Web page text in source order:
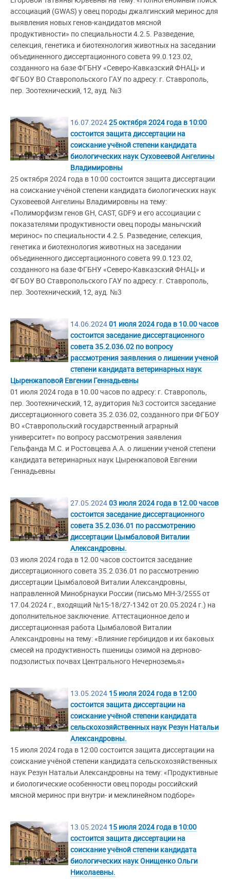
ассоциаций (GWAS) у овец породы джалгинский меринос для
выявления новых генов-кандидатов мясной
продуктивности» по специальности 4.2.5. Разведение,
селекция, генетика и биотехнология животных на заседании
объединенного диссертационного совета 99.0.123.02,
созданного на базе ФГБНУ «Северо-Кавказский ФНАЦ» и
ФГБОУ ВО Ставропольского ГАУ по адресу: г. Ставрополь,
пер. Зоотехнический, 12, ауд. №3
16.07.202425 октября 2024 года в 10:00
состоится защита диссертации на
соискание учёной степени кандидата
биологических наук Суховеевой Ангелины
Владимировны
25 октября 2024 года в 10:00 состоится защита диссертации
на соискание учёной степени кандидата биологических наук
Суховеевой Ангелины Владимировны на тему:
«Полиморфизм генов GH, CAST, GDF9 и его ассоциации с
показателями продуктивности овец породы манычский
меринос» по специальности 4.2.5. Разведение, селекция,
генетика и биотехнология животных на заседании
объединенного диссертационного совета 99.0.123.02,
созданного на базе ФГБНУ «Северо-Кавказский ФНАЦ» и
ФГБОУ ВО Ставропольского ГАУ по адресу: г. Ставрополь,
пер. Зоотехнический, 12, ауд. №3
14.06.202401 июля 2024 года в 10.00 часов
состоится заседание диссертационного
совета 35.2.036.02 по вопросу
рассмотрения заявления о лишении ученой
степени кандидата ветеринарных наук
Цыренжаповой Евгении Геннадьевны
01 июля 2024 года в 10.00 часов по адресу: г. Ставрополь,
пер. Зоотехнический, 12, аудитория №3 состоится заседание
диссертационного совета 35.2.036.02, созданного при ФГБОУ
ВО «Ставропольский государственный аграрный
университет» по вопросу рассмотрения заявления
Гельфанда М.С. и Ростовцева А.А. о лишении ученой степени
кандидата ветеринарных наук Цыренжаповой Евгении
Геннадьевны
27.05.202403 июля 2024 года в 12.00 часов
состоится заседание диссертационного
совета 35.2.036.01 по рассмотрению
диссертации Цымбаловой Виталии
Александровны.
03 июля 2024 года в 12.00 часов состоится заседание
диссертационного совета 35.2.036.01 по рассмотрению
диссертации Цымбаловой Виталии Александровны,
направленной Минобрнауки России (письмо МН-3/2555 от
17.04.2024 г., входящий №15-18/27-1342 от 20.05.2024 г.) на
дополнительное заключение. Аттестационное дело и
диссертационная работа Цымбаловой Виталии
Александровны на тему: «Влияние гербицидов и их баковых
смесей на продуктивность пшеницы озимой на дерново-
подзолистых почвах Центрального Нечерноземья»
13.05.2024 15 июля 2024 года в 12:00
состоится защита диссертации на
соискание учёной степени кандидата
сельскохозяйственных наук Резун Натальи
Александровны.
15 июля 2024 года в 12:00 состоится защита диссертации на
соискание учёной степени кандидата сельскохозяйственных
наук Резун Натальи Александровны на тему: «Продуктивные
и биологические особенности овец породы российский
мясной меринос при внутри- и межлинейном подборе»
13.05.2024 15 июля 2024 года в 10:00
состоится защита диссертации на
соискание учёной степени кандидата
биологических наук Онищенко Ольги
Николаевны.